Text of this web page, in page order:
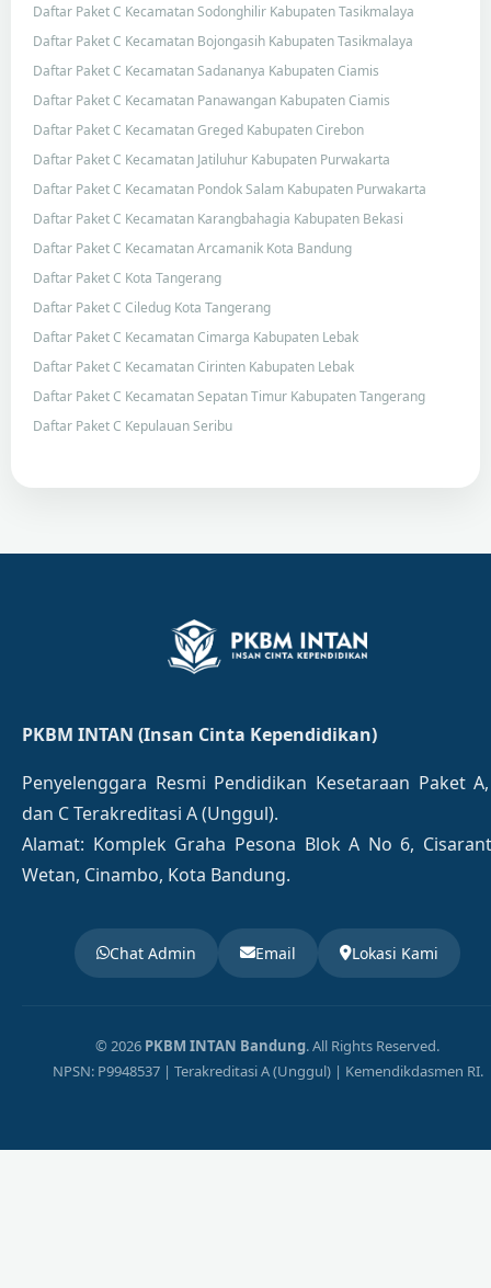
Daftar Paket C Kecamatan Sodonghilir Kabupaten Tasikmalaya
Daftar Paket C Kecamatan Bojongasih Kabupaten Tasikmalaya
Daftar Paket C Kecamatan Sadananya Kabupaten Ciamis
Daftar Paket C Kecamatan Panawangan Kabupaten Ciamis
Daftar Paket C Kecamatan Greged Kabupaten Cirebon
Daftar Paket C Kecamatan Jatiluhur Kabupaten Purwakarta
Daftar Paket C Kecamatan Pondok Salam Kabupaten Purwakarta
Daftar Paket C Kecamatan Karangbahagia Kabupaten Bekasi
Daftar Paket C Kecamatan Arcamanik Kota Bandung
Daftar Paket C Kota Tangerang
Daftar Paket C Ciledug Kota Tangerang
Daftar Paket C Kecamatan Cimarga Kabupaten Lebak
Daftar Paket C Kecamatan Cirinten Kabupaten Lebak
Daftar Paket C Kecamatan Sepatan Timur Kabupaten Tangerang
Daftar Paket C Kepulauan Seribu
PKBM INTAN (Insan Cinta Kependidikan)
Penyelenggara Resmi Pendidikan Kesetaraan Paket
dan C Terakreditasi A (Unggul).
Alamat: Komplek Graha Pesona Blok A No 6,
Wetan, Cinambo, Kota Bandung.
Chat Admin Email Lokasi Kami
© 2026 PKBM INTAN Bandung. All Rights Reserved.
NPSN: P9948537 | Terakreditasi A (Unggul) | Kemendikdasmen RI.